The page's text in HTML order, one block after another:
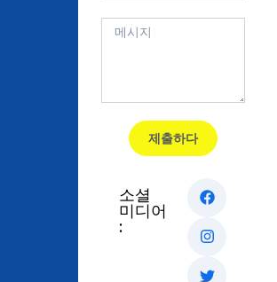
제출하다
소셜
미디어
: